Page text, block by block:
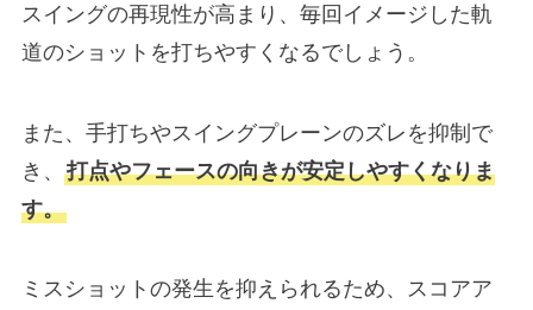
スイングの再現性が高まり、毎回イメージした軌
道のショットを打ちやすくなるでしょう。
また、手打ちやスイングプレーンのズレを抑制で
き、 打点やフェースの向きが安定しやすくなりま
す。
ミスショットの発生を抑えられるため、スコアア